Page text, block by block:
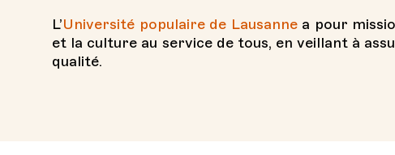
L’Université populaire de Lausannea pour
et la culture au service de tous, en veillant à
qualité.